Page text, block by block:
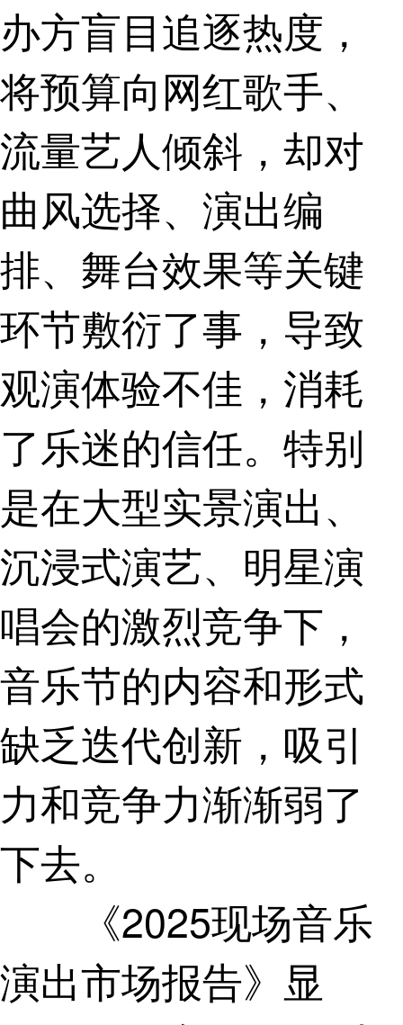
办方盲目追逐热度，
将预算向网红歌手、
流量艺人倾斜，却对
曲风选择、演出编
排、舞台效果等关键
环节敷衍了事，导致
观演体验不佳，消耗
了乐迷的信任。特别
是在大型实景演出、
沉浸式演艺、明星演
唱会的激烈竞争下，
音乐节的内容和形式
缺乏迭代创新，吸引
力和竞争力渐渐弱了
下去。
《2025现场音乐
演出市场报告》显